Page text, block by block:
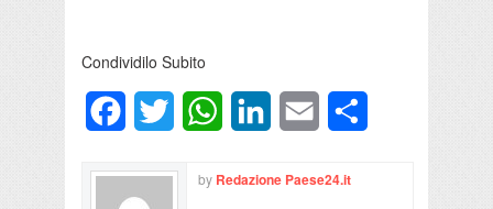
Condividilo Subito
FacebookTwitter WhatsAppLinkedInEmail
by Redazione Paese24.it